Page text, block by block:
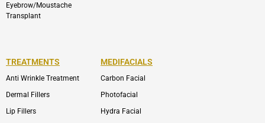
Eyebrow/Moustache
Transplant
TREATMENTS
Anti Wrinkle Treatment
Dermal Fillers
Lip Fillers
MEDIFACIALS
Carbon Facial
Photofacial
Hydra Facial